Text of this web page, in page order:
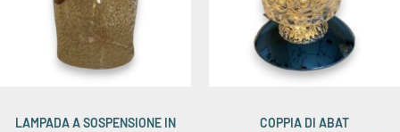
LAMPADA A SOSPENSIONE IN
COPPIA DI ABAT